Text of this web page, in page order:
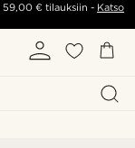
59,00 €tilauksiin - Katso